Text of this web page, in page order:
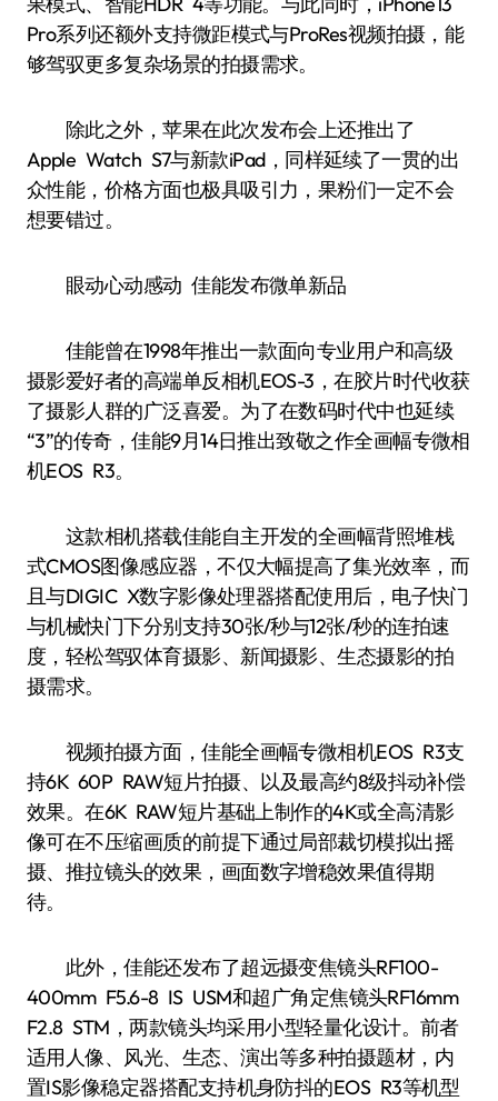
Pro系列还额外支持微距模式与ProRes视频拍摄，能
够驾驭更多复杂场景的拍摄需求。
除此之外，苹果在此次发布会上还推出了
Apple Watch S7与新款iPad，同样延续了一贯的出
众性能，价格方面也极具吸引力，果粉们一定不会
想要错过。
眼动心动感动 佳能发布微单新品
佳能曾在1998年推出一款面向专业用户和高级
摄影爱好者的高端单反相机EOS-3，在胶片时代收获
了摄影人群的广泛喜爱。为了在数码时代中也延续
“3”的传奇，佳能9月14日推出致敬之作全画幅专微相
机EOS R3。
这款相机搭载佳能自主开发的全画幅背照堆栈
式CMOS图像感应器，不仅大幅提高了集光效率，而
且与DIGIC X数字影像处理器搭配使用后，电子快门
与机械快门下分别支持30张/秒与12张/秒的连拍速
度，轻松驾驭体育摄影、新闻摄影、生态摄影的拍
摄需求。
视频拍摄方面，佳能全画幅专微相机EOS R3支
持6K 60P RAW短片拍摄、以及最高约8级抖动补偿
效果。在6K RAW短片基础上制作的4K或全高清影
像可在不压缩画质的前提下通过局部裁切模拟出摇
摄、推拉镜头的效果，画面数字增稳效果值得期
待。
此外，佳能还发布了超远摄变焦镜头RF100-
400mm F5.6-8 IS USM和超广角定焦镜头RF16mm
F2.8 STM，两款镜头均采用小型轻量化设计。前者
适用人像、风光、生态、演出等多种拍摄题材，内
置IS影像稳定器搭配支持机身防抖的EOS R3等机型